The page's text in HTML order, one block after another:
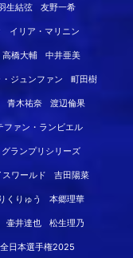
生結弦 友野一希
イリア・マリニン
高橋大輔 中井亜美
ジュンファン 町田樹
青木祐奈 渡辺倫果
ファン・ランビエル
グランプリシリーズ
ワールド 吉田陽菜
りくりゅう 本郷理華
壷井達也 松生理乃
全日本選手権2025